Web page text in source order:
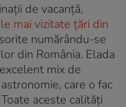
de vacanță,
mai vizitate țări din
numărându-se
din România. Elada
mix de
care o fac
aceste calități